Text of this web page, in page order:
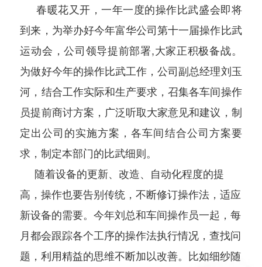
春暖花又开，一年一度的操作比武盛会即将
到来，为举办好今年富华公司第十一届操作比武
运动会，公司领导提前部署,大家正积极备战。
为做好今年的操作比武工作，公司副总经理刘玉
河，结合工作实际和生产要求，召集各车间操作
员提前商讨方案，广泛听取大家意见和建议，制
定出公司的实施方案，各车间结合公司方案要
求，制定本部门的比武细则。
随着设备的更新、改造、自动化程度的提
高，操作也要告别传统，不断修订操作法，适应
新设备的需要。今年刘总和车间操作员一起，每
月都会跟踪各个工序的操作法执行情况，查找问
题，利用精益的思维不断加以改善。比如细纱随